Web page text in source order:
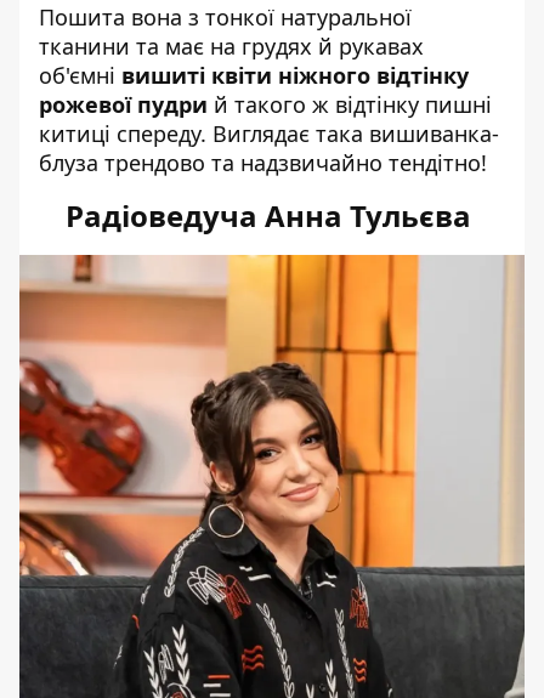
Пошита вона з тонкої натуральної
тканини та має на грудях й рукавах
об'ємні вишиті квіти ніжного відтінку
рожевої пудри й такого ж відтінку пишні
китиці спереду. Виглядає така вишиванка-
блуза трендово та надзвичайно тендітно!
Радіоведуча Анна Тульєва